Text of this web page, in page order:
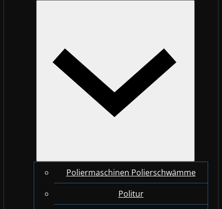
Poliermaschinen Polierschwämme
Politur